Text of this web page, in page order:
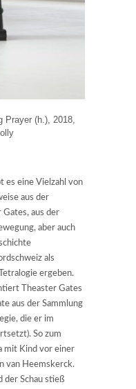
Prayer (h.), 2018,
es eine Vielzahl von
aus der
Gates, aus der
aber auch
als
ergeben.
Theaster Gates
aus der Sammlung
die er im
So zum
mit Kind vor einer
van Heemskerck.
der Schau stieß